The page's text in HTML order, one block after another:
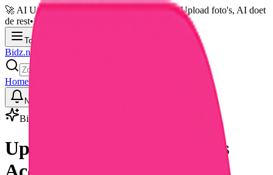
🚀 AI Upload: Veiling online in 30 seconden•Upload foto's, AI doet
de rest•Probeer nu gratis →
Toggle menu
Bidz.nl
HomeHoe het werkt Product uploaden
Notificaties
Bidz Business
Upgrade naar een
Business